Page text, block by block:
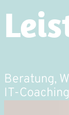
Beratung,
IT-